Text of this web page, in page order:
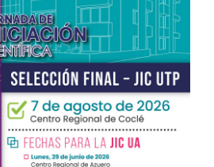
Transparencia